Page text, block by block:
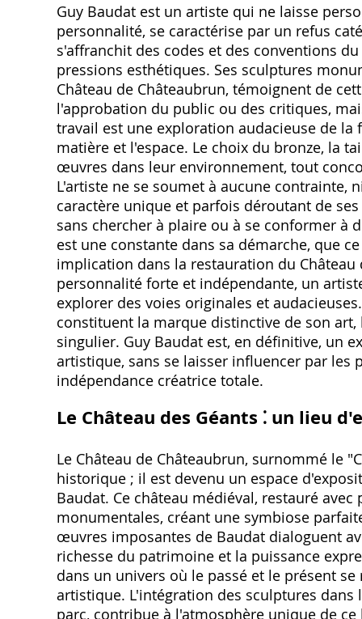
Guy Baudat est un artiste qui ne laisse
personnalité, se caractérise par un refus
s'affranchit des codes et des conventions
pressions esthétiques. Ses sculptures
Château de Châteaubrun, témoignent de
l'approbation du public ou des critiques,
travail est une exploration audacieuse de
matière et l'espace. Le choix du bronze, la
œuvres dans leur environnement, tout
L'artiste ne se soumet à aucune contrainte,
caractère unique et parfois déroutant de
sans chercher à plaire ou à se conformer à
est une constante dans sa démarche, que
implication dans la restauration du
personnalité forte et indépendante, un
explorer des voies originales et
constituent la marque distinctive de son
singulier. Guy Baudat est, en définitive, un
artistique, sans se laisser influencer par les
indépendance créatrice totale.
Le Château des Géants ⁚ un lieu
Le Château de Châteaubrun, surnommé le
historique ; il est devenu un espace
Baudat. Ce château médiéval, restauré
monumentales, créant une symbiose
œuvres imposantes de Baudat dialoguent
richesse du patrimoine et la puissance
dans un univers où le passé et le présent
artistique. L'intégration des sculptures
parc, contribue à l'atmosphère unique de